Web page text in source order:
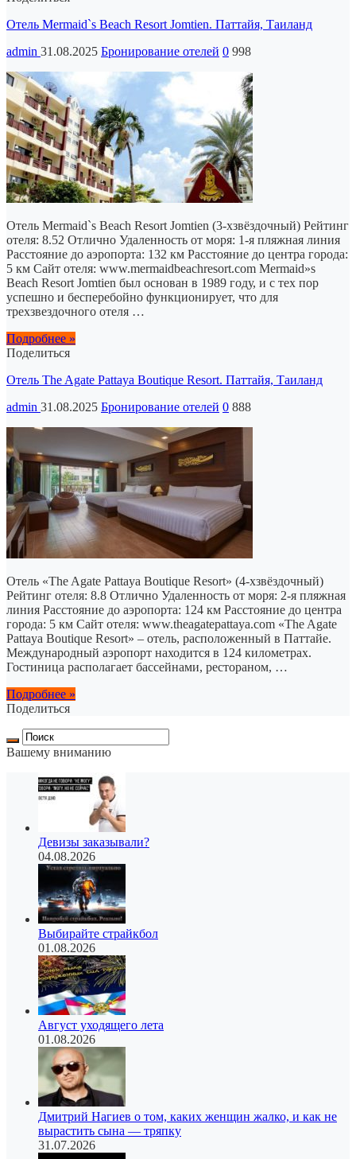
Отель Mermaid`s Beach Resort Jomtien. Паттайя, Таиланд
admin 31.08.2025 Бронирование отелей 0 998
Отель Mermaid`s Beach Resort Jomtien (3-хзвёздочный) Рейтинг
отеля: 8.52 Отлично Удаленность от моря: 1-я пляжная линия
Расстояние до аэропорта: 132 км Расстояние до центра города:
5 км Сайт отеля: www.mermaidbeachresort.com Mermaid»s
Beach Resort Jomtien был основан в 1989 году, и с тех пор
успешно и бесперебойно функционирует, что для
трехзвездочного отеля …
Подробнее »
Поделиться
Отель The Agate Pattaya Boutique Resort. Паттайя, Таиланд
admin 31.08.2025 Бронирование отелей 0 888
Отель «The Agate Pattaya Boutique Resort» (4-хзвёздочный)
Рейтинг отеля: 8.8 Отлично Удаленность от моря: 2-я пляжная
линия Расстояние до аэропорта: 124 км Расстояние до центра
города: 5 км Сайт отеля: www.theagatepattaya.com «The Agate
Pattaya Boutique Resort» – отель, расположенный в Паттайе.
Международный аэропорт находится в 124 километрах.
Гостиница располагает бассейнами, рестораном, …
Подробнее »
Поделиться
Вашему вниманию
Девизы заказывали?
04.08.2026
Выбирайте страйкбол
01.08.2026
Август уходящего лета
01.08.2026
Дмитрий Нагиев о том, каких женщин жалко, и как не
вырастить сына — тряпку
31.07.2026